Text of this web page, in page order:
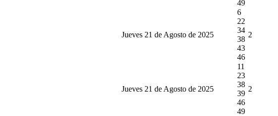
49
Jueves 21 de Agosto de 2025
6
22
34
38
43
46
2
Jueves 21 de Agosto de 2025
11
23
38
39
46
49
2